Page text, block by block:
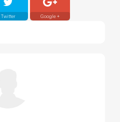
Twitter Google +